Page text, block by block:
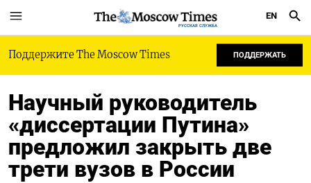
РУССКАЯ СЛУЖБА
EN
Поддержите The Moscow Times ПОДДЕРЖАТЬ
Научный руководитель
«диссертации Путина»
предложил закрыть две
трети вузов в России